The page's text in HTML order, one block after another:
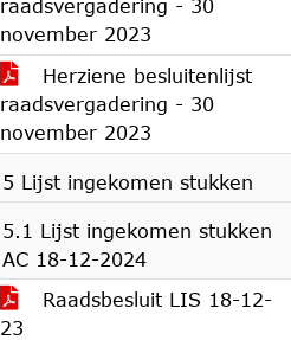
raadsvergadering - 30
november 2023
Herziene besluitenlijst
raadsvergadering - 30
november 2023
5 Lijst ingekomen stukken
5.1 Lijst ingekomen stukken
AC 18-12-2024
Raadsbesluit LIS 18-12-
23